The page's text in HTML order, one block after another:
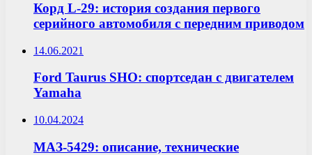
Корд L-29: история создания первого
серийного автомобиля с передним приводом
14.06.2021
Ford Taurus SHO: спортседан с двигателем
Yamaha
10.04.2024
МАЗ-5429: описание, технические